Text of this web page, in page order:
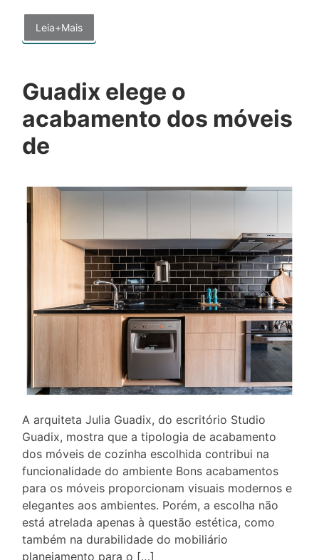
Leia+Mais
Guadix elege o
acabamento dos móveis
de
A arquiteta Julia Guadix, do escritório Studio
Guadix, mostra que a tipologia de acabamento
dos móveis de cozinha escolhida contribui na
funcionalidade do ambiente Bons acabamentos
para os móveis proporcionam visuais modernos e
elegantes aos ambientes. Porém, a escolha não
está atrelada apenas à questão estética, como
também na durabilidade do mobiliário
planejamento para o […]